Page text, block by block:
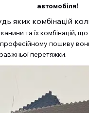
автомобіля!
яких комбінацій
та їх комбінацій,
пошиву
перетяжки.